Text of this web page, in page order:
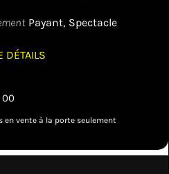
Payant, Spectacle
DÉTAILS
00
en vente à la porte seulement